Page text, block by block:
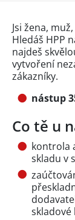
Jsi žena,
Hledáš HPP
najdeš
vytvoření
zákazníky.
nástup
Co tě u
kontrola
skladu v
skladové